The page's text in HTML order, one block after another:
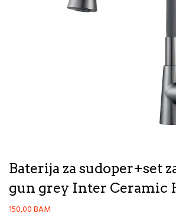
Baterija za sudoper+set
gun grey Inter Ceramic
150,00BAM